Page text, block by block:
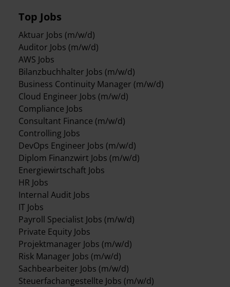
Top Jobs
Aktuar Jobs (m/w/d)
Auditor Jobs (m/w/d)
AWS Jobs
Bilanzbuchhalter Jobs (m/w/d)
Business Continuity Manager (m/w/d)
Cloud Engineer Jobs (m/w/d)
Compliance Jobs
Consultant Finance (m/w/d)
Controlling Jobs
DevOps Engineer Jobs (m/w/d)
Diplom Finanzwirt Jobs (m/w/d)
Energiewirtschaft Jobs
HR Jobs
Internal Audit Jobs
IT Jobs
Payroll Specialist Jobs (m/w/d)
Private Equity Jobs
Projektmanager Jobs (m/w/d)
Risk Manager Jobs (m/w/d)
Sachbearbeiter Jobs (m/w/d)
Steuerfachangestellte Jobs (m/w/d)